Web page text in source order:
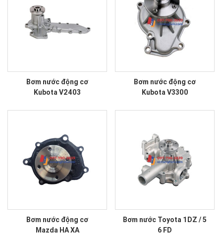
Bơm nước động cơ
Kubota V2403
Bơm nước động cơ
Kubota V3300
Bơm nước động cơ
Mazda HA XA
Bơm nước Toyota 1DZ / 5
6 FD